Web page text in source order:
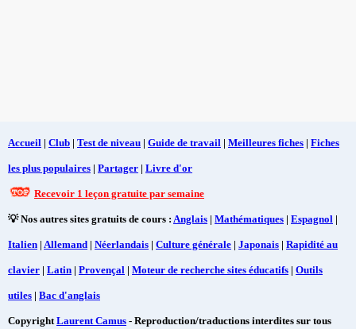
Accueil | Club | Test de niveau | Guide de travail | Meilleures fiches | Fiches
les plus populaires | Partager | Livre d'or
Recevoir 1 leçon gratuite par semaine
💡 Nos autres sites gratuits de cours : Anglais | Mathématiques | Espagnol |
Italien | Allemand | Néerlandais | Culture générale | Japonais | Rapidité au
clavier | Latin | Provençal | Moteur de recherche sites éducatifs | Outils
utiles | Bac d'anglais
CopyrightLaurent Camus - Reproduction/traductions interdites sur tous